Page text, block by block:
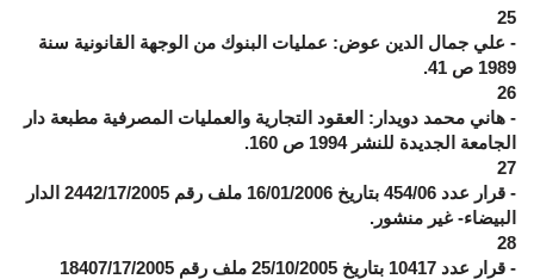
25
- علي جمال الدين عوض: عمليات البنوك من الوجهة القانونية سنة
1989 ص 41.
26
- هاني محمد دويدار: العقود التجارية والعمليات المصرفية مطبعة دار
الجامعة الجديدة للنشر 1994 ص 160.
27
- قرار عدد 454/06 بتاريخ 16/01/2006 ملف رقم 2442/17/2005 الدار
البيضاء- غير منشور.
28
- قرار عدد 10417 بتاريخ 25/10/2005 ملف رقم 18407/17/2005